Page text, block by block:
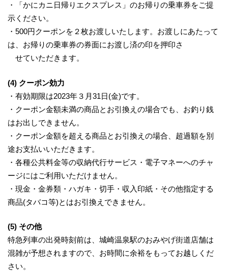
・「かにカニ日帰りエクスプレス」のお帰りの乗車券をご提
示ください。
・500円クーポンを２枚お渡しいたします。お渡しにあたって
は、お帰りの乗車券の券面にお渡し済の印を押印さ
せていただきます。
(4) クーポン効力
・有効期限は2023年３月31日(金)です。
・クーポン金額未満の商品とお引換えの場合でも、お釣り銭
はお出しできません。
・クーポン金額を超える商品とお引換えの場合、超過額を別
途お支払いいただきます。
・各種公共料金等の収納代行サービス・電子マネーへのチャ
ージにはご利用いただけません。
・現金・金券類・ハガキ・切手・収入印紙・その他指定する
商品(タバコ等)とはお引換えできません。
(5) その他
特急列車の出発時刻前は、城崎温泉駅のおみやげ街道店舗は
混雑が予想されますので、お時間に余裕をもってお越しくだ
さい。